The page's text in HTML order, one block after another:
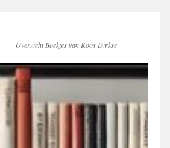
Overzicht Boekjes van Koos Dirkse